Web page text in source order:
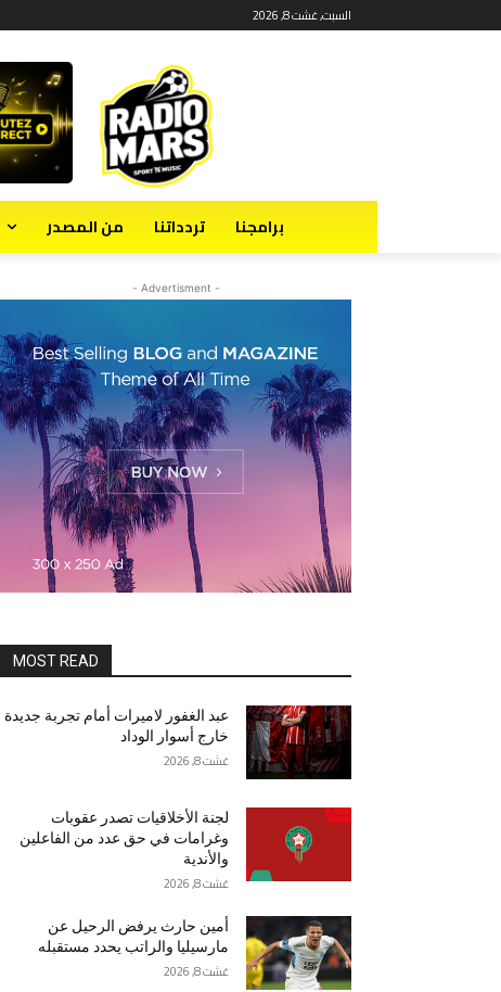
السبت, غشت 8, 2026
برامجنا تردداتنا من المصدر
- Advertisment -
MOST READ
عبد الغفور لاميرات أمام تجربة جديدة
خارج أسوار الوداد
غشت 8, 2026
لجنة الأخلاقيات تصدر عقوبات
وغرامات في حق عدد من الفاعلين
والأندية
غشت 8, 2026
أمين حارث يرفض الرحيل عن
مارسيليا والراتب يحدد مستقبله
غشت 8, 2026